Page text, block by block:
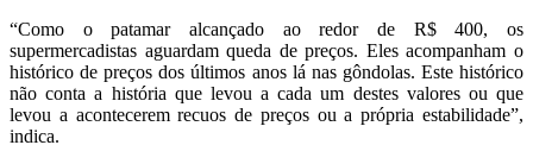
“Como o patamar alcançado ao redor de R$ 400, os
supermercadistas aguardam queda de preços. Eles acompanham o
histórico de preços dos últimos anos lá nas gôndolas. Este histórico
não conta a história que levou a cada um destes valores ou que
levou a acontecerem recuos de preços ou a própria estabilidade”,
indica.